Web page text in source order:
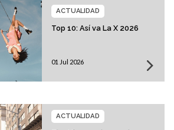
Top 10: Así va La X 2026
ACTUALIDAD
01 Jul 2026
ACTUALIDAD